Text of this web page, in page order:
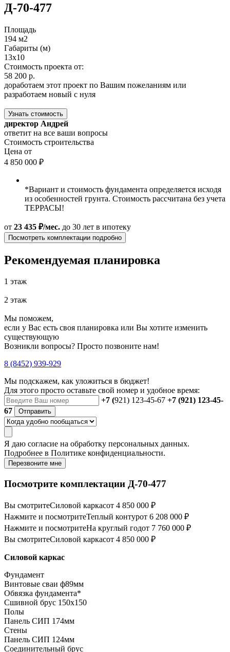
Д-70-477
Площадь
194 м2
Габариты (м)
13х10
Стоимость проекта от:
58 200 р.
доработаем этот проект по Вашим пожеланиям или
разработаем новый с нуля
Узнать стоимость
директор Андрей
ответит на все ваши вопросы
Стоимость строительства
Цена от
4 850 000 ₽
*Вариант и стоимость фундамента определяется исходя
из особенностей грунта. Стоимость рассчитана без учета
ТЕРРАСЫ!
от 23 435 ₽/мес. до 30 лет в ипотеку
Посмотреть комплектации подробно
Рекомендуемая планировка
1 этаж
2 этаж
Мы поможем,
если у Вас есть своя планировка или Вы хотите изменить
существующую
Возникли вопросы? Просто позвоните нам!
8 (8452) 939-929
Мы подскажем, как уложиться в бюджет!
Для этого просто оставьте свой номер и удобное время:
+7 (921) 123-45-67 +7 (921) 123-45-
67
Отправить
Я даю согласие на обработку персональных данных.
Подробнее в Политике конфиденциальности.
Перезвоните мне
Посмотрите комплектации Д-70-477
Вы смотритеСиловой каркасот 4 850 000 ₽
Нажмите и посмотритеТеплый контурот 6 208 000 ₽
Нажмите и посмотритеНа круглый годот 7 760 000 ₽
Вы смотритеСиловой каркасот 4 850 000 ₽
Силовой каркас
Фундамент
Винтовые сваи ф89мм
Обвязка фундамента*
Сшивной брус 150х150
Полы
Панель СИП 174мм
Стены
Панель СИП 124мм
Соединительный брус